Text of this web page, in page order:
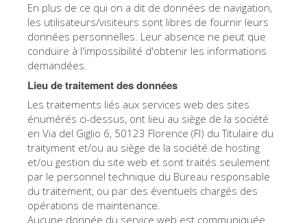
En plus de ce qui on a dit de données de navigation,
les utilisateurs/visiteurs sont libres de fournir leurs
données personnelles. Leur absence ne peut que
conduire à l'impossibilité d'obtenir les informations
demandées.
Lieu de traitement des données
Les traitements liés aux services web des sites
énumérés ci-dessus, ont lieu au siège de la société
en Via del Giglio 6, 50123 Florence (FI) du Titulaire du
traityment et/ou au siège de la société de hosting
et/ou gestion du site web et sont traités seulement
par le personnel technique du Bureau responsable
du traitement, ou par des éventuels chargés des
opérations de maintenance.
Aucune donnée du service web est communiquée